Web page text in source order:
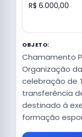
R$ 6.000,00
OBJETO:
Chamamento
Organização
celebração de
transferência
destinado à
formação